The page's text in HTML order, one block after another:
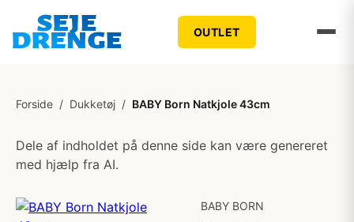
OUTLET
Forside / Dukketøj / BABY Born Natkjole 43cm
Dele af indholdet på denne side kan være genereret
med hjælp fra AI.
BABY BORN